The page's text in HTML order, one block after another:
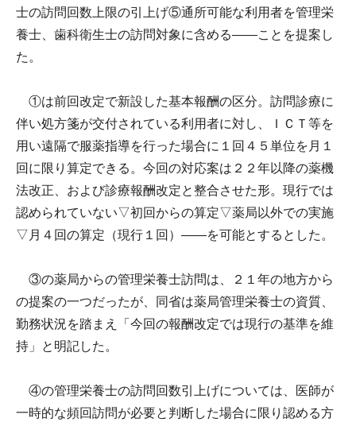
士の訪問回数上限の引上げ⑤通所可能な利用者を管理栄
養士、歯科衛生士の訪問対象に含める――ことを提案し
た。
①は前回改定で新設した基本報酬の区分。訪問診療に
伴い処方箋が交付されている利用者に対し、ＩＣＴ等を
用い遠隔で服薬指導を行った場合に１回４５単位を月１
回に限り算定できる。今回の対応案は２２年以降の薬機
法改正、および診療報酬改定と整合させた形。現行では
認められていない▽初回からの算定▽薬局以外での実施
▽月４回の算定（現行１回）――を可能とするとした。
③の薬局からの管理栄養士訪問は、２１年の地方から
の提案の一つだったが、同省は薬局管理栄養士の資質、
勤務状況を踏まえ「今回の報酬改定では現行の基準を維
持」と明記した。
④の管理栄養士の訪問回数引上げについては、医師が
一時的な頻回訪問が必要と判断した場合に限り認める方